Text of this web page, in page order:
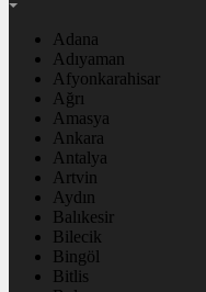
Adana
Adıyaman
Afyonkarahisar
Ağrı
Amasya
Ankara
Antalya
Artvin
Aydın
Balıkesir
Bilecik
Bingöl
Bitlis